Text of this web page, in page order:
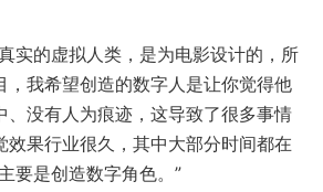
实的虚拟人类，是为电影设计的，所
，我希望创造的数字人是让你觉得他
、没有人为痕迹，这导致了很多事情
效果行业很久，其中大部分时间都在
要是创造数字角色。”